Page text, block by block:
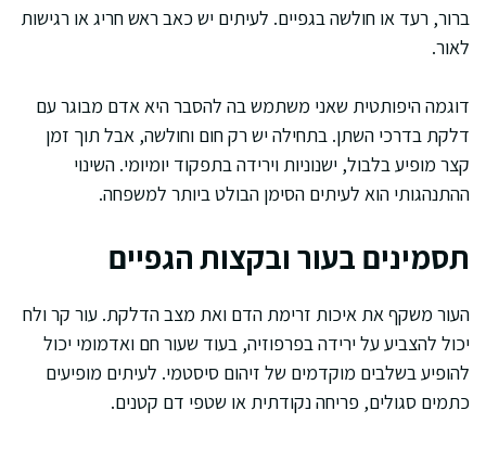
ברור, רעד או חולשה בגפיים. לעיתים יש כאב ראש חריג או רגישות
לאור.
דוגמה היפותטית שאני משתמש בה להסבר היא אדם מבוגר עם
דלקת בדרכי השתן. בתחילה יש רק חום וחולשה, אבל תוך זמן
קצר מופיע בלבול, ישנוניות וירידה בתפקוד יומיומי. השינוי
ההתנהגותי הוא לעיתים הסימן הבולט ביותר למשפחה.
תסמינים בעור ובקצות הגפיים
העור משקף את איכות זרימת הדם ואת מצב הדלקת. עור קר ולח
יכול להצביע על ירידה בפרפוזיה, בעוד שעור חם ואדמומי יכול
להופיע בשלבים מוקדמים של זיהום סיסטמי. לעיתים מופיעים
כתמים סגולים, פריחה נקודתית או שטפי דם קטנים.